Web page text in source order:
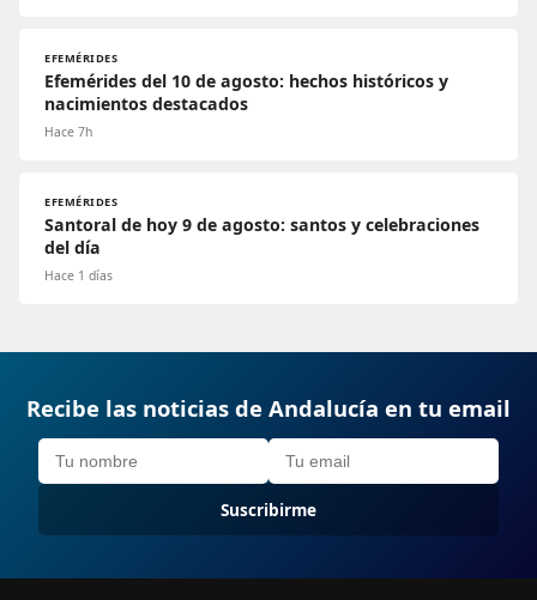
EFEMÉRIDES
Efemérides del 10 de agosto: hechos históricos y
nacimientos destacados
Hace 7h
EFEMÉRIDES
Santoral de hoy 9 de agosto: santos y celebraciones
del día
Hace 1 días
Recibe las noticias de Andalucía en tu email
Suscribirme